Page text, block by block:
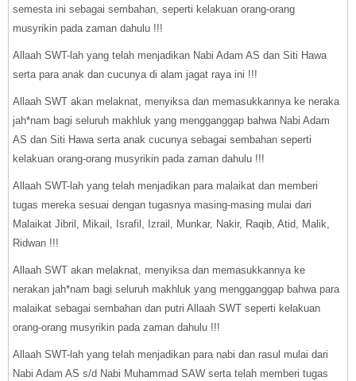
semesta ini sebagai sembahan, seperti kelakuan orang-orang
musyrikin pada zaman dahulu !!!
Allaah SWT-lah yang telah menjadikan Nabi Adam AS dan Siti Hawa
serta para anak dan cucunya di alam jagat raya ini !!!
Allaah SWT akan melaknat, menyiksa dan memasukkannya ke neraka
jah*nam bagi seluruh makhluk yang mengganggap bahwa Nabi Adam
AS dan Siti Hawa serta anak cucunya sebagai sembahan seperti
kelakuan orang-orang musyrikin pada zaman dahulu !!!
Allaah SWT-lah yang telah menjadikan para malaikat dan memberi
tugas mereka sesuai dengan tugasnya masing-masing mulai dari
Malaikat Jibril, Mikail, Israfil, Izrail, Munkar, Nakir, Raqib, Atid, Malik,
Ridwan !!!
Allaah SWT akan melaknat, menyiksa dan memasukkannya ke
nerakan jah*nam bagi seluruh makhluk yang mengganggap bahwa para
malaikat sebagai sembahan dan putri Allaah SWT seperti kelakuan
orang-orang musyrikin pada zaman dahulu !!!
Allaah SWT-lah yang telah menjadikan para nabi dan rasul mulai dari
Nabi Adam AS s/d Nabi Muhammad SAW serta telah memberi tugas